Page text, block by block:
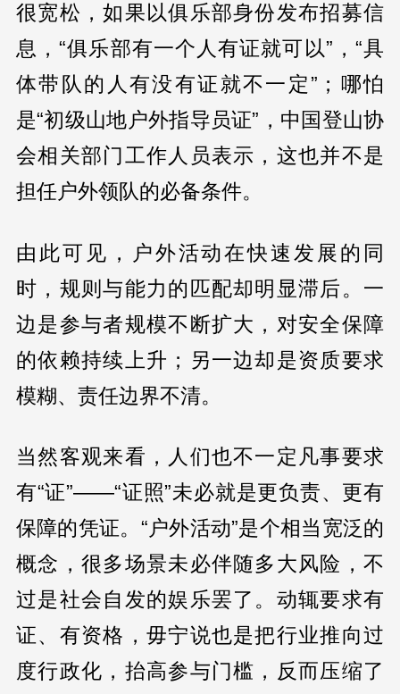
很宽松，如果以俱乐部身份发布招募信
息，“俱乐部有一个人有证就可以”，“具
体带队的人有没有证就不一定”；哪怕
是“初级山地户外指导员证”，中国登山协
会相关部门工作人员表示，这也并不是
担任户外领队的必备条件。
由此可见，户外活动在快速发展的同
时，规则与能力的匹配却明显滞后。一
边是参与者规模不断扩大，对安全保障
的依赖持续上升；另一边却是资质要求
模糊、责任边界不清。
当然客观来看，人们也不一定凡事要求
有“证”——“证照”未必就是更负责、更有
保障的凭证。“户外活动”是个相当宽泛的
概念，很多场景未必伴随多大风险，不
过是社会自发的娱乐罢了。动辄要求有
证、有资格，毋宁说也是把行业推向过
度行政化，抬高参与门槛，反而压缩了